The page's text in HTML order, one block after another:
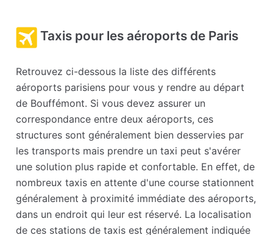
Taxis pour les aéroports de Paris
Retrouvez ci-dessous la liste des différents
aéroports parisiens pour vous y rendre au départ
de Bouffémont. Si vous devez assurer un
correspondance entre deux aéroports, ces
structures sont généralement bien desservies par
les transports mais prendre un taxi peut s'avérer
une solution plus rapide et confortable. En effet, de
nombreux taxis en attente d'une course stationnent
généralement à proximité immédiate des aéroports,
dans un endroit qui leur est réservé. La localisation
de ces stations de taxis est généralement indiquée